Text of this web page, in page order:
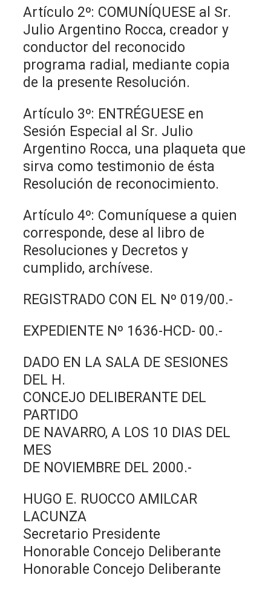
Artículo 2º: COMUNÍQUESE al Sr.
Julio Argentino Rocca, creador y
conductor del reconocido
programa radial, mediante copia
de la presente Resolución.
Artículo 3º: ENTRÉGUESE en
Sesión Especial al Sr. Julio
Argentino Rocca, una plaqueta que
sirva como testimonio de ésta
Resolución de reconocimiento.
Artículo 4º: Comuníquese a quien
corresponde, dese al libro de
Resoluciones y Decretos y
cumplido, archívese.
REGISTRADO CON EL Nº 019/00.-
EXPEDIENTE Nº 1636-HCD- 00.-
DADO EN LA SALA DE SESIONES
DEL H.
CONCEJO DELIBERANTE DEL
PARTIDO
DE NAVARRO, A LOS 10 DIAS DEL
MES
DE NOVIEMBRE DEL 2000.-
HUGO E. RUOCCO AMILCAR
LACUNZA
Secretario Presidente
Honorable Concejo Deliberante
Honorable Concejo Deliberante